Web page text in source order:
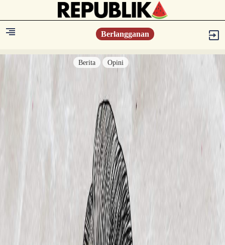
Berlangganan
Berita Opini
Berita
Konsultasi Syariah